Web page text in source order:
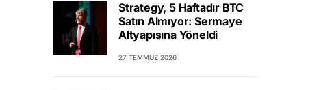
Strategy, 5 Haftadır BTC
Satın Almıyor: Sermaye
Altyapısına Yöneldi
27 TEMMUZ 2026